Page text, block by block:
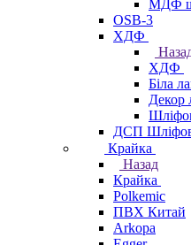
МДФ
OSB-3
ХДФ
ХДФ
Біла
Декор
ДСП
Крайка
Назад
Крайка
Polkemic
ПВХ Китай
Arkopa